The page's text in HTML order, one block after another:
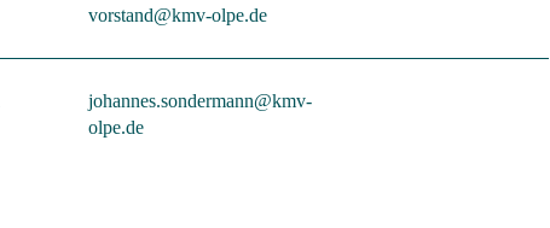
vorstand@kmv-olpe.de
johannes.sondermann@kmv-
olpe.de